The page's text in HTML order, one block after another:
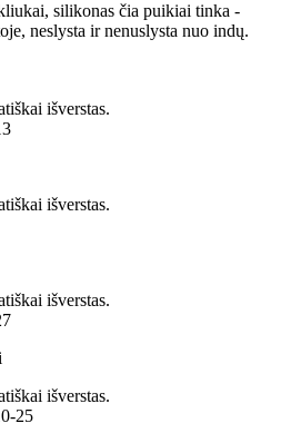
silikonas čia puikiai tinka -
neslysta ir nenuslysta nuo indų.
išverstas.
išverstas.
išverstas.
išverstas.